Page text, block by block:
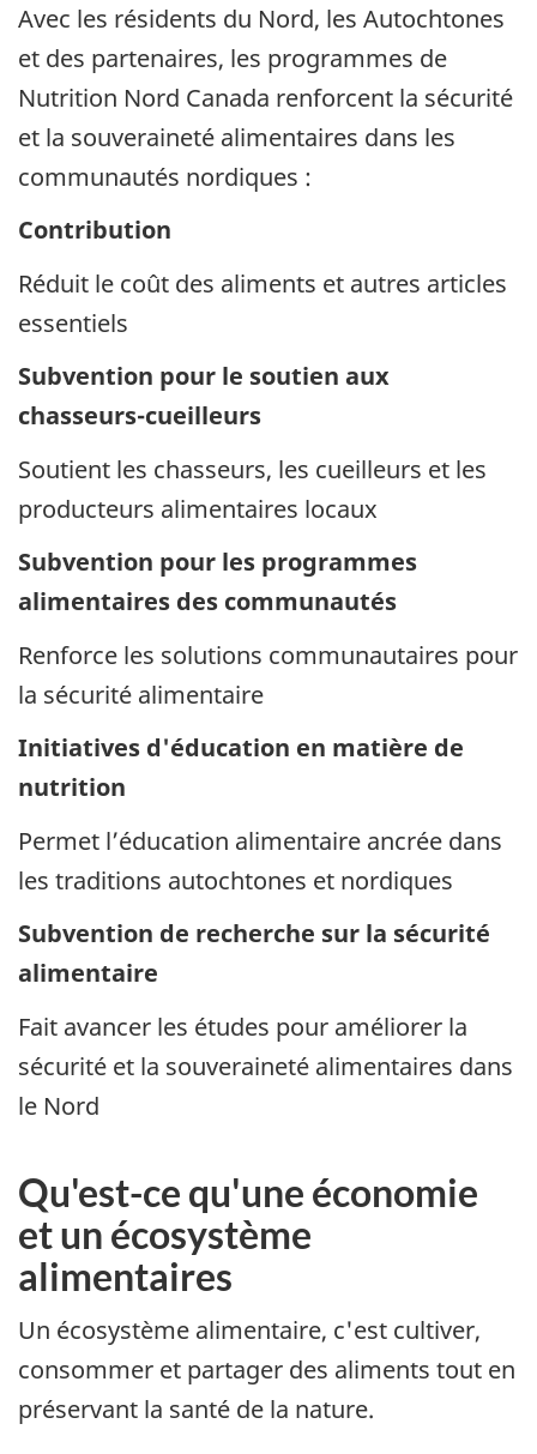
Avec les résidents du Nord, les Autochtones
et des partenaires, les programmes de
Nutrition Nord Canada renforcent la sécurité
et la souveraineté alimentaires dans les
communautés nordiques :
Contribution
Réduit le coût des aliments et autres articles
essentiels
Subvention pour le soutien aux
chasseurs-cueilleurs
Soutient les chasseurs, les cueilleurs et les
producteurs alimentaires locaux
Subvention pour les programmes
alimentaires des communautés
Renforce les solutions communautaires pour
la sécurité alimentaire
Initiatives d'éducation en matière de
nutrition
Permet l’éducation alimentaire ancrée dans
les traditions autochtones et nordiques
Subvention de recherche sur la sécurité
alimentaire
Fait avancer les études pour améliorer la
sécurité et la souveraineté alimentaires dans
le Nord
Qu'est-ce qu'une économie
et un écosystème
alimentaires
Un écosystème alimentaire, c'est cultiver,
consommer et partager des aliments tout en
préservant la santé de la nature.